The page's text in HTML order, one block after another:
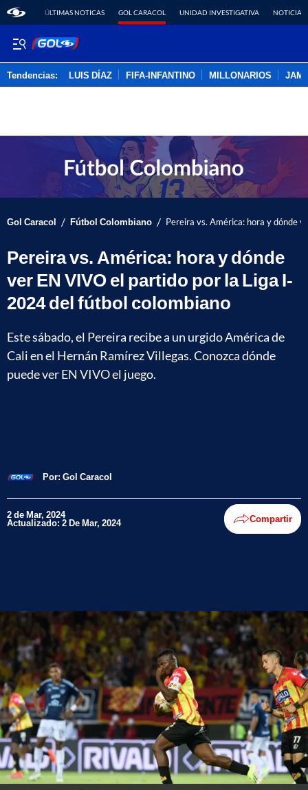
ÚLTIMAS NOTICAS GOL CARACOL UNIDAD INVESTIGATIVA NOTICIAS
Tendencias: LUIS DÍAZ FIFA-INFANTINO MILLONARIOS
Gol Caracol / Fútbol Colombiano / Pereira vs. América: hora y dónde
Pereira vs. América: hora y dónde
ver EN VIVO el partido por la Liga I-
2024 del fútbol colombiano
Este sábado, el Pereira recibe a un urgido América de
Cali en el Hernán Ramírez Villegas. Conozca dónde
puede ver EN VIVO el juego.
Por: Gol Caracol
2 de Mar, 2024
Actualizado: 2 De Mar, 2024 Compartir